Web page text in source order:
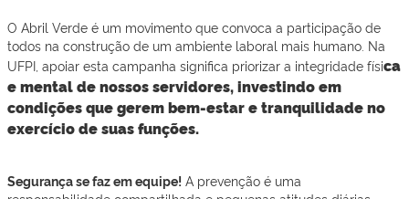
O Abril Verde é um movimento que convoca a participação de
todos na construção de um ambiente laboral mais humano. Na
UFPI, apoiar esta campanha significa priorizar a integridade física
e mental de nossos servidores, investindo em
condições que gerem bem-estar e tranquilidade no
exercício de suas funções.
Segurança se faz em equipe! A prevenção é uma